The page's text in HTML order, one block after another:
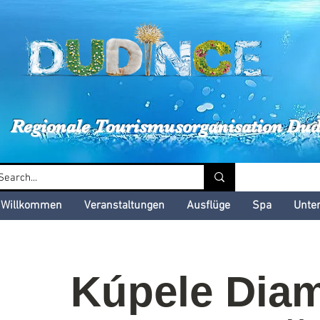
Dudinské
Regionale Tourismusorganisation
Willkommen Veranstaltungen Ausflüge Spa
Kúpele